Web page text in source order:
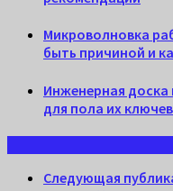
Микроволновка
быть причиной и
Инженерная доска
для пола их
Следующая